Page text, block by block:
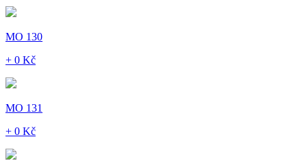
MO 130
+ 0 Kč
MO 131
+ 0 Kč